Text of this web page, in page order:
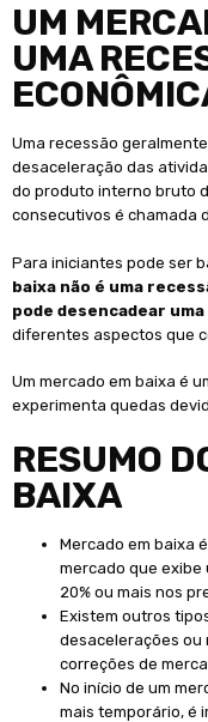
UM
UMA
Uma recessão
desaceleração das
do produto interno bruto
consecutivos é chamada
Para iniciantes pode ser
baixa não é uma
pode desencadear
diferentes aspectos que
Um mercado em baixa é
experimenta quedas
RESUMO
BAIXA
Mercado em baixa
mercado que
20% ou mais nos
Existem outros
desacelerações ou
correções de
No início de um
mais temporário, é